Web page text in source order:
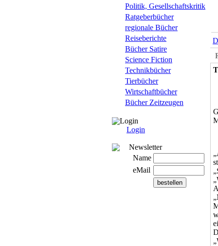
Politik, Gesellschaftskritik
Ratgeberbücher
regionale Bücher
Reiseberichte
Bücher Satire
Science Fiction
Technikbücher
Tierbücher
Wirtschaftbücher
Bücher Zeitzeugen
Login
Login
Newsletter
Name
eMail